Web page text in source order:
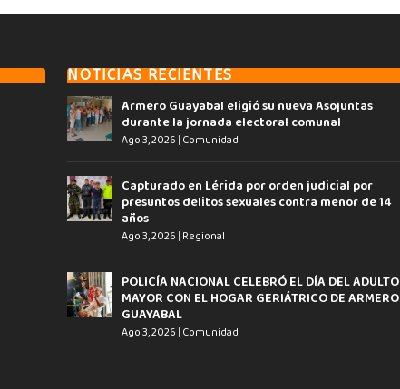
NOTICIAS RECIENTES
Armero Guayabal eligió su nueva Asojuntas
durante la jornada electoral comunal
Ago 3, 2026 | Comunidad
Capturado en Lérida por orden judicial por
presuntos delitos sexuales contra menor de 14
años
Ago 3, 2026 | Regional
POLICÍA NACIONAL CELEBRÓ EL DÍA DEL ADULTO
MAYOR CON EL HOGAR GERIÁTRICO DE ARMERO
GUAYABAL
Ago 3, 2026 | Comunidad